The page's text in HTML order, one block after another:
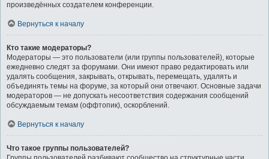
произведённых создателем конференции.
Вернуться к началу
Кто такие модераторы?
Модераторы — это пользователи (или группы пользователей), которые
ежедневно следят за форумами. Они имеют право редактировать или
удалять сообщения, закрывать, открывать, перемещать, удалять и
объединять темы на форуме, за который они отвечают. Основные задачи
модераторов — не допускать несоответствия содержания сообщений
обсуждаемым темам (оффтопик), оскорблений.
Вернуться к началу
Что такое группы пользователей?